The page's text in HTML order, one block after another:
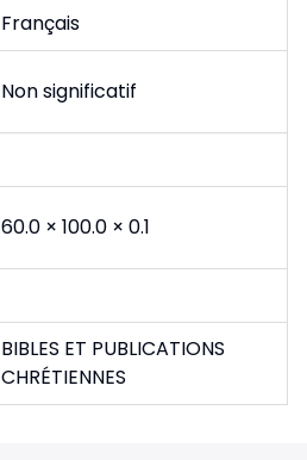
Français
Non significatif
60.0 × 100.0 × 0.1
BIBLES ET PUBLICATIONS
CHRÉTIENNES